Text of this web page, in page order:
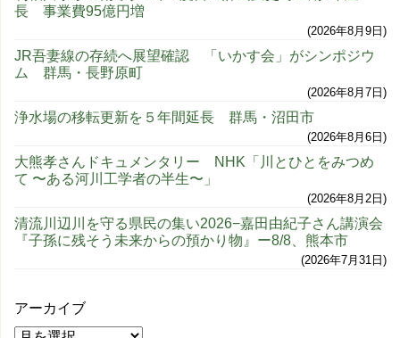
長 事業費95億円増
2026年8月9日
JR吾妻線の存続へ展望確認 「いかす会」がシンポジウ
ム 群馬・長野原町
2026年8月7日
浄水場の移転更新を５年間延長 群馬・沼田市
2026年8月6日
大熊孝さんドキュメンタリー NHK「川とひとをみつめ
て 〜ある河川工学者の半生〜」
2026年8月2日
清流川辺川を守る県民の集い2026−嘉田由紀子さん講演会
『子孫に残そう未来からの預かり物』ー8/8、熊本市
2026年7月31日
アーカイブ